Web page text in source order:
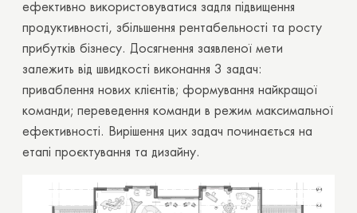
ефективно використовуватися задля підвищення
продуктивності, збільшення рентабельності та росту
прибутків бізнесу. Досягнення заявленої мети
залежить від швидкості виконання 3 задач:
приваблення нових клієнтів; формування найкращої
команди; переведення команди в режим максимальної
ефективності. Вирішення цих задач починається на
етапі проєктування та дизайну.